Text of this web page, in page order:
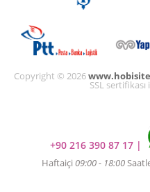
Copyright © 2026
SSL
+90 216 390 87 17 |
Haftaiçi 09:00 - 18:00